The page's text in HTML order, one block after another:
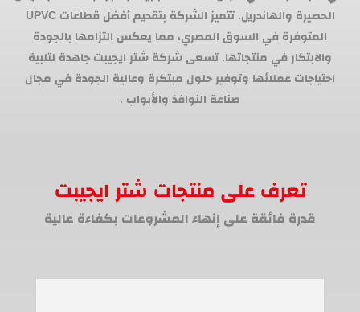
الحصيرة والهاندريل. تتميز الشركة بتقديم أفضل قطاعات UPVC
المتوفرة في السوق المصري، مما يعكس التزامها بالجودة
والابتكار في منتجاتها. تسعى شركة شتر ايجيبت جاهدة لتلبية
احتياجات عملائها وتوفير حلول مبتكرة وعالية الجودة في مجال
صناعة النوافذ والأبواب .
تعرف على منتجات شتر ايجيبت
قدرة فائقة على إنهاء المشروعات بكفاءة عالية